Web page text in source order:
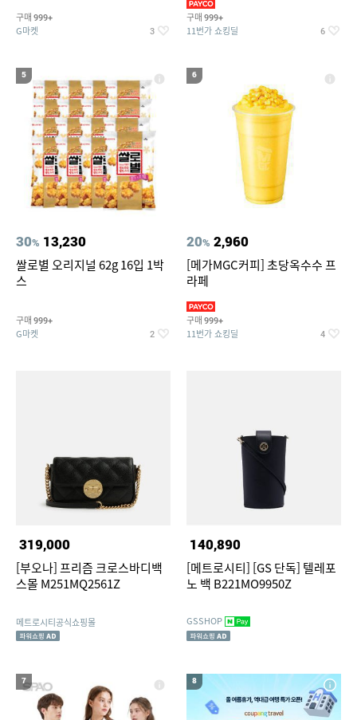
티커 세트
구매 999+
G마켓 3
구매 999+
11번가 쇼킹딜 6
5
30% 13,230
쌀로별 오리지널 62g 16입 1박
스
구매 999+
G마켓 2
6
20% 2,960
[메가MGC커피] 초당옥수수 프
라페
구매 999+
11번가 쇼킹딜 4
319,000
[부오나] 프리즘 크로스바디백
스몰 M251MQ2561Z
메트로시티공식쇼핑몰
140,890
[메트로시티] [GS 단독] 텔레포
노 백 B221MO9950Z
GSSHOP
7 8